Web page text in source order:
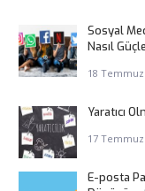
Sosyal
Nasıl
18 Temmuz
Yaratıcı
17 Temmuz
E-posta